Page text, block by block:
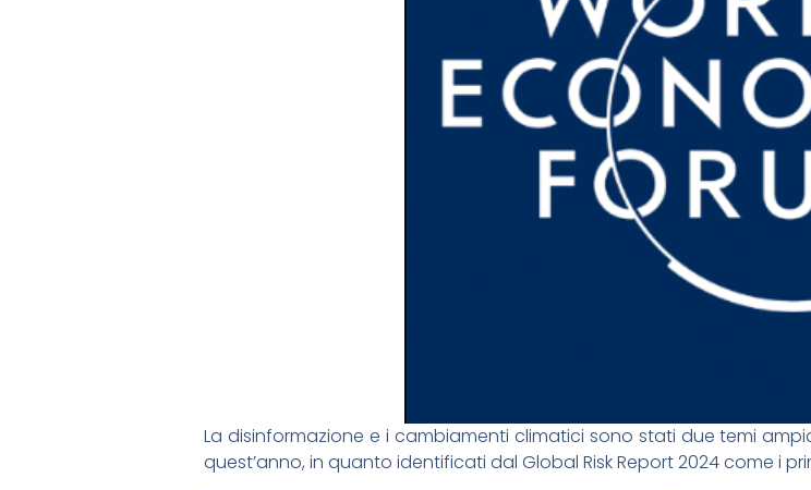
La disinformazione e i cambiamenti climatici sono stati due temi
quest’anno, in quanto identificati dal Global Risk Report 2024 come i